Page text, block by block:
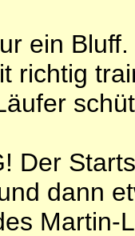
ein
richtig
Der
dann
Martin-